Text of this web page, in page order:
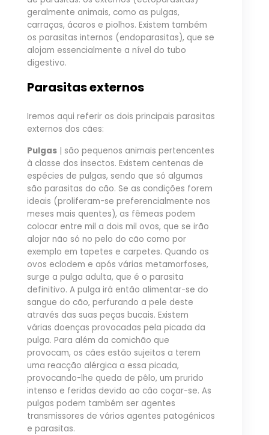
geralmente animais, como as pulgas,
carraças, ácaros e piolhos. Existem também
os parasitas internos (endoparasitas), que se
alojam essencialmente a nível do tubo
digestivo.
Parasitas externos
Iremos aqui referir os dois principais parasitas
externos dos cães:
Pulgas | são pequenos animais pertencentes
à classe dos insectos. Existem centenas de
espécies de pulgas, sendo que só algumas
são parasitas do cão. Se as condições forem
ideais (proliferam-se preferencialmente nos
meses mais quentes), as fêmeas podem
colocar entre mil a dois mil ovos, que se irão
alojar não só no pelo do cão como por
exemplo em tapetes e carpetes. Quando os
ovos eclodem e após várias metamorfoses,
surge a pulga adulta, que é o parasita
definitivo. A pulga irá então alimentar-se do
sangue do cão, perfurando a pele deste
através das suas peças bucais. Existem
várias doenças provocadas pela picada da
pulga. Para além da comichão que
provocam, os cães estão sujeitos a terem
uma reacção alérgica a essa picada,
provocando-lhe queda de pêlo, um prurido
intenso e feridas devido ao cão coçar-se. As
pulgas podem também ser agentes
transmissores de vários agentes patogénicos
e parasitas.